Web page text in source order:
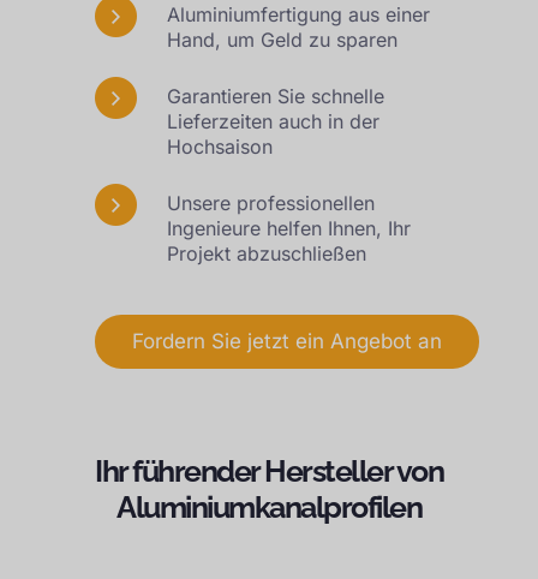
Aluminiumfertigung aus einer
Hand, um Geld zu sparen
Garantieren Sie schnelle
Lieferzeiten auch in der
Hochsaison
Unsere professionellen
Ingenieure helfen Ihnen, Ihr
Projekt abzuschließen
Fordern Sie jetzt ein Angebot an
Ihr führender Hersteller von
Aluminiumkanalprofilen